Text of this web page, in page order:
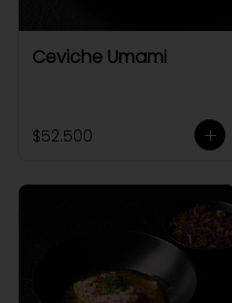
Ceviche Umami
$52.500